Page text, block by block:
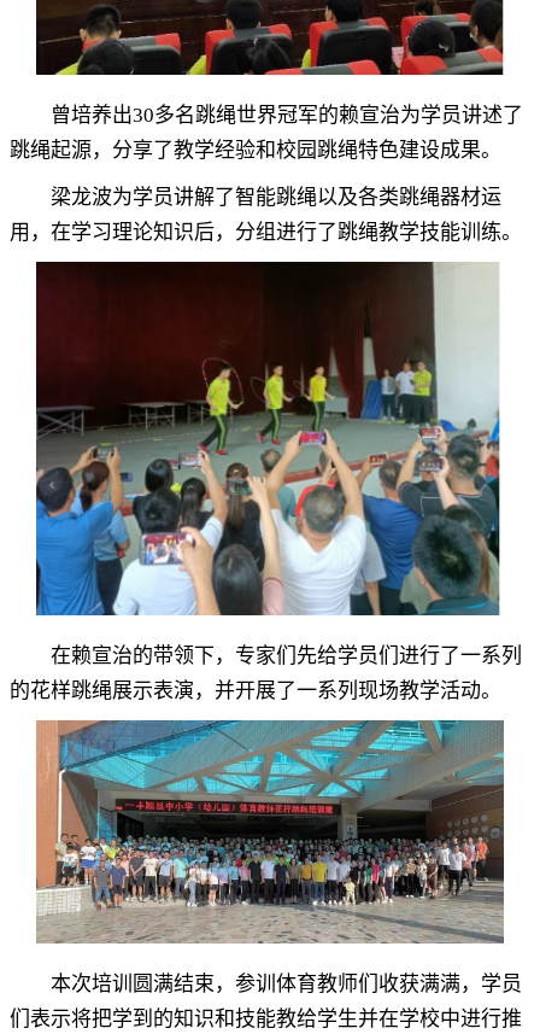
曾培养出30多名跳绳世界冠军的赖宣治为学员讲述了
跳绳起源 ， 分享了教学经验和校园跳绳特色建设成果。
梁龙波为学员讲解了智能跳绳以及各类跳绳器材运
用 ， 在学习理论知识后，分组进行了跳绳教学技能训练。
在赖宣治的带领下 ， 专家们先给学员们进行了一系列
的花样跳绳展示表演，并开展了一系列现场教学活动。
本次培训圆满结束 ， 参训体育教师们收获满满，学员
们表示将把学到的知识和技能教给学生并在学校中进行推